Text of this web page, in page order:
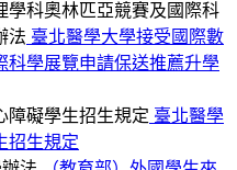
學科奧林匹亞競賽及國際科
法 臺北醫學大學接受國際數
科學展覽申請保送推薦升學
障礙學生招生規定 臺北醫學
招生規定